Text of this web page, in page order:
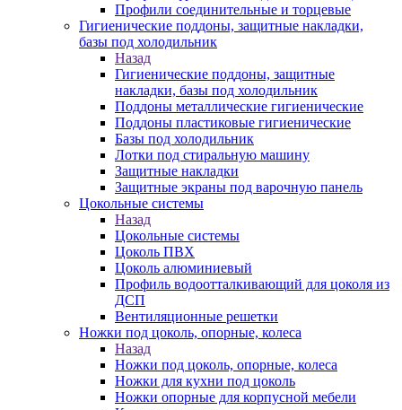
Профили соединительные и торцевые
Гигиенические поддоны, защитные накладки,
базы под холодильник
Назад
Гигиенические поддоны, защитные
накладки, базы под холодильник
Поддоны металлические гигиенические
Поддоны пластиковые гигиенические
Базы под холодильник
Лотки под стиральную машину
Защитные накладки
Защитные экраны под варочную панель
Цокольные системы
Назад
Цокольные системы
Цоколь ПВХ
Цоколь алюминиевый
Профиль водоотталкивающий для цоколя из
ДСП
Вентиляционные решетки
Ножки под цоколь, опорные, колеса
Назад
Ножки под цоколь, опорные, колеса
Ножки для кухни под цоколь
Ножки опорные для корпусной мебели